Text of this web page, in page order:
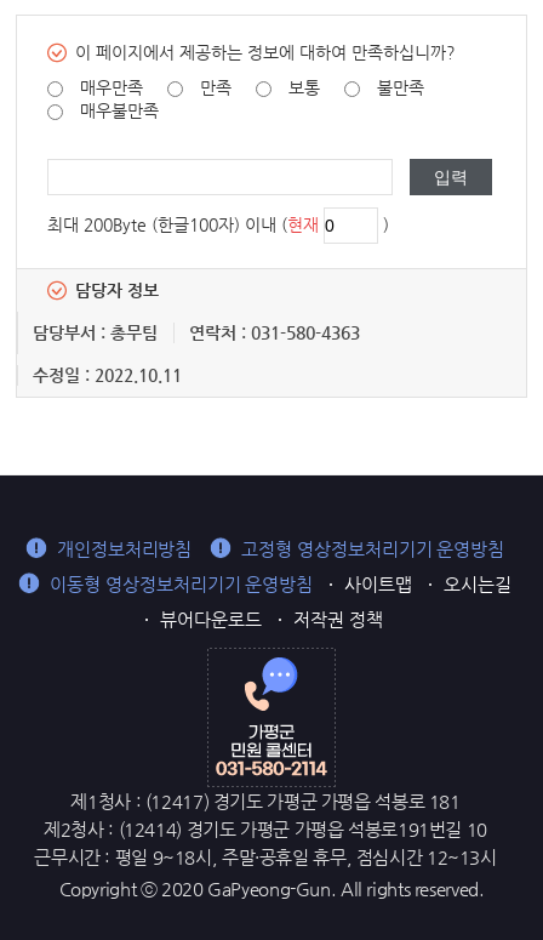
이 페이지에서 제공하는 정보에 대하여 만족하십니까?
매우만족
만족 보통
불만족
매우불만족
최대 200Byte (한글100자) 이내 (현재 )
담당자 정보
담당부서 : 총무팀 연락처 : 031-580-4363
수정일 : 2022.10.11
개인정보처리방침
고정형 영상정보처리기기 운영방침
이동형 영상정보처리기기 운영방침
사이트맵
오시는길
뷰어다운로드
저작권 정책
제1청사 : (12417) 경기도 가평군 가평읍 석봉로 181
제2청사 : (12414) 경기도 가평군 가평읍 석봉로191번길 10
근무시간 : 평일 9~18시, 주말·공휴일 휴무, 점심시간 12~13시
Copyright ⓒ 2020 GaPyeong-Gun. All rights reserved.